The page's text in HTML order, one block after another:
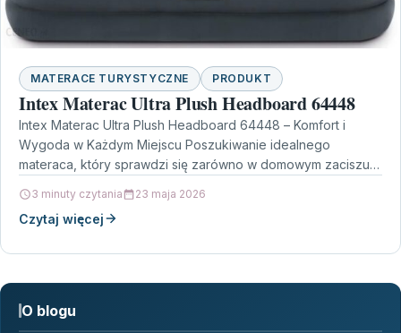
MATERACE TURYSTYCZNE PRODUKT
Intex Materac Ultra Plush Headboard 64448
Intex Materac Ultra Plush Headboard 64448 – Komfort i
Wygoda w Każdym Miejscu Poszukiwanie idealnego
materaca, który sprawdzi się zarówno w domowym zaciszu,
3 minuty czytania 23 maja 2026
Czytaj więcej
O blogu